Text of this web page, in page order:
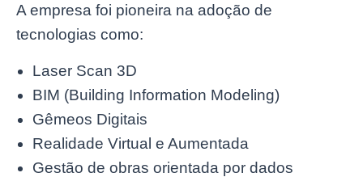
A empresa foi pioneira na adoção de
tecnologias como:
Laser Scan 3D
BIM (Building Information Modeling)
Gêmeos Digitais
Realidade Virtual e Aumentada
Gestão de obras orientada por dados